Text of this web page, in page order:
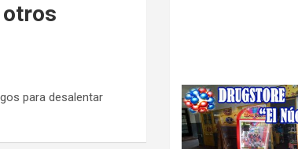
otros
para desalentar